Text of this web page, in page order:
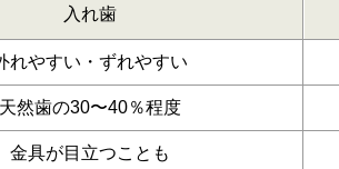
入れ歯
れやすい・ずれやすい
天然歯の30〜40％程度
金具が目立つことも